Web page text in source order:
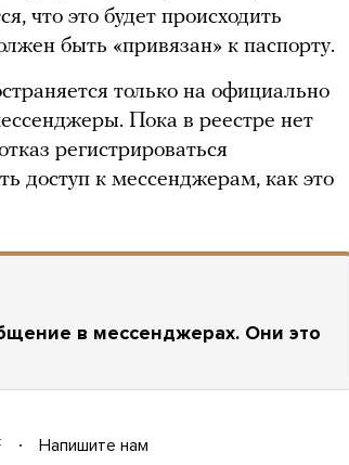
что это будет происходить
быть «привязан» к паспорту.
только на официально
Пока в реестре нет
регистрироваться
доступ к мессенджерам, как это
в мессенджерах. Они это
Напишите нам